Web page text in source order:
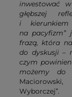
inwestować
głębszej
i
na pacyfizm”
frazą, która
do dyskusji –
czym
możemy do
Wyborczej”.